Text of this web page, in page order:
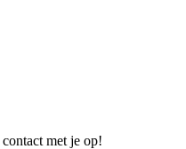
met je op!